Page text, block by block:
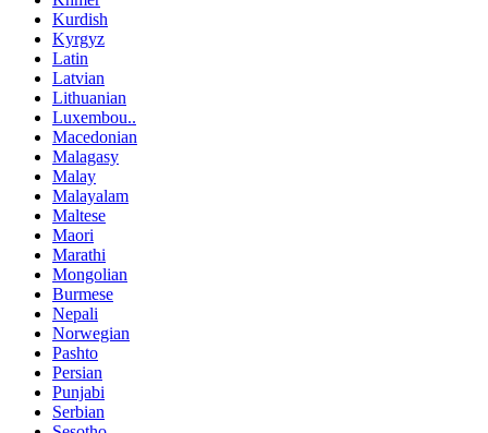
Kurdish
Kyrgyz
Latin
Latvian
Lithuanian
Luxembou..
Macedonian
Malagasy
Malay
Malayalam
Maltese
Maori
Marathi
Mongolian
Burmese
Nepali
Norwegian
Pashto
Persian
Punjabi
Serbian